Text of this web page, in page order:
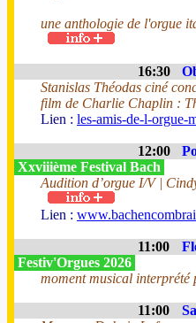
une anthologie de l'orgue
16:30
Stanislas Théodas ciné
film de Charlie Chaplin :
Lien : les-amis-de-l-orgue-
12:00
Xxviiième Festival Bach
Audition d’orgue I/V |
Lien :
11:00
Festiv'Orgues 2026
moment musical interprété
11:00